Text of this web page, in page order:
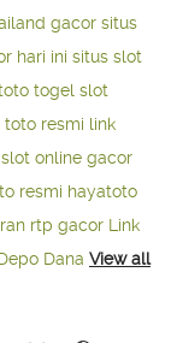
gacor situs
hari ini situs slot
togel slot
toto resmi link
online gacor
resmi hayatoto
rtp gacor Link
Dana View all